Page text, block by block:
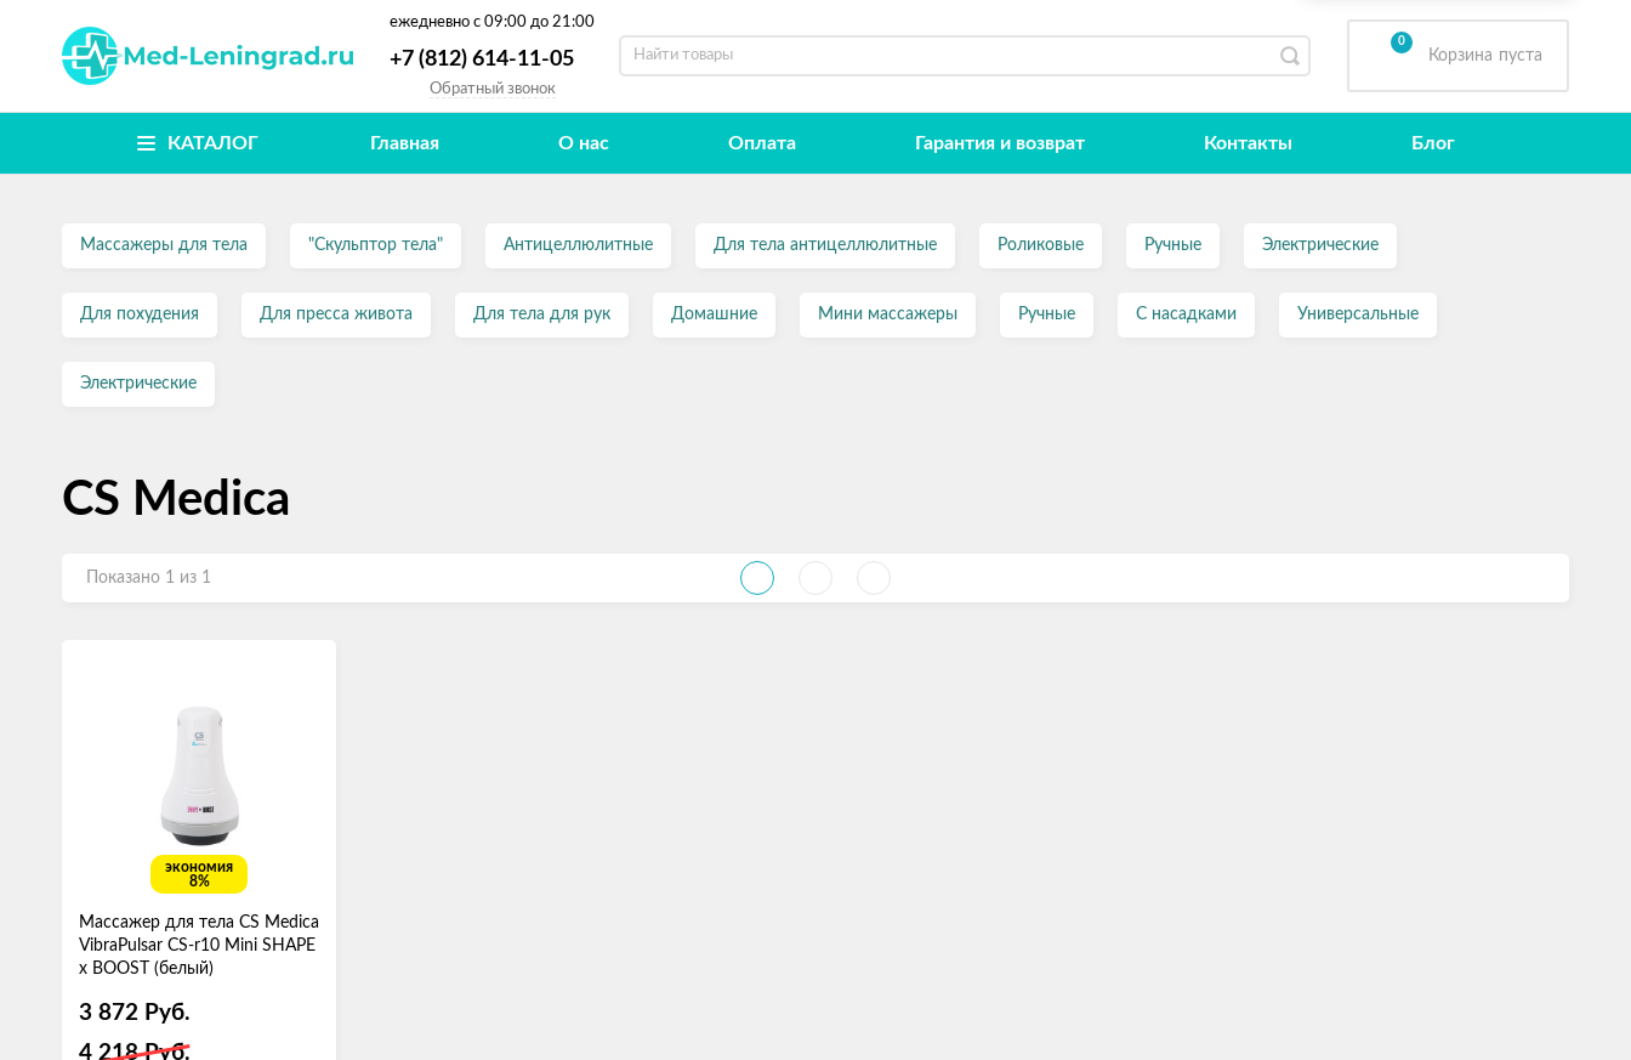
ежедневно с 09:00 до 21:00
+7 (812) 614-11-05
Обратный звонок
0
Корзина пуста
КАТАЛОГ Главная О нас Оплата Гарантия и возврат Контакты Блог
Массажеры для тела "Скульптор тела" Антицеллюлитные Для тела антицеллюлитные Роликовые Ручные Электрические
Для похудения Для пресса живота Для тела для рук Домашние Мини массажеры Ручные С насадками Универсальные
Электрические
CS Medica
Показано 1 из 1
экономия
8%
Массажер для тела CS Medica
VibraPulsar CS-r10 Mini SHAPE
x BOOST (белый)
3 872 Руб.
4 218Руб.